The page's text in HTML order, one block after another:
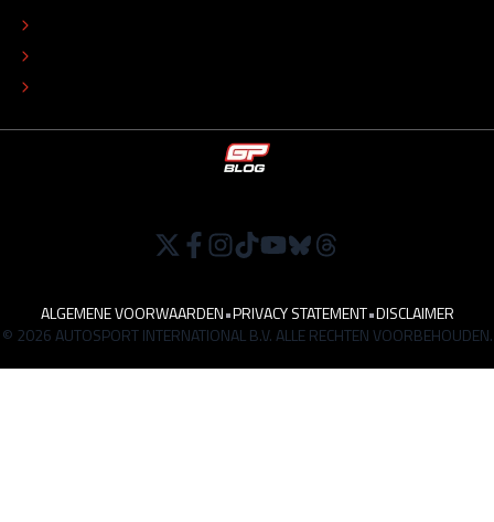
ALGEMENE VOORWAARDEN•PRIVACY STATEMENT•DISCLAIMER
© 2026 AUTOSPORT INTERNATIONAL B.V. ALLE RECHTEN VOORBEHOUDEN.